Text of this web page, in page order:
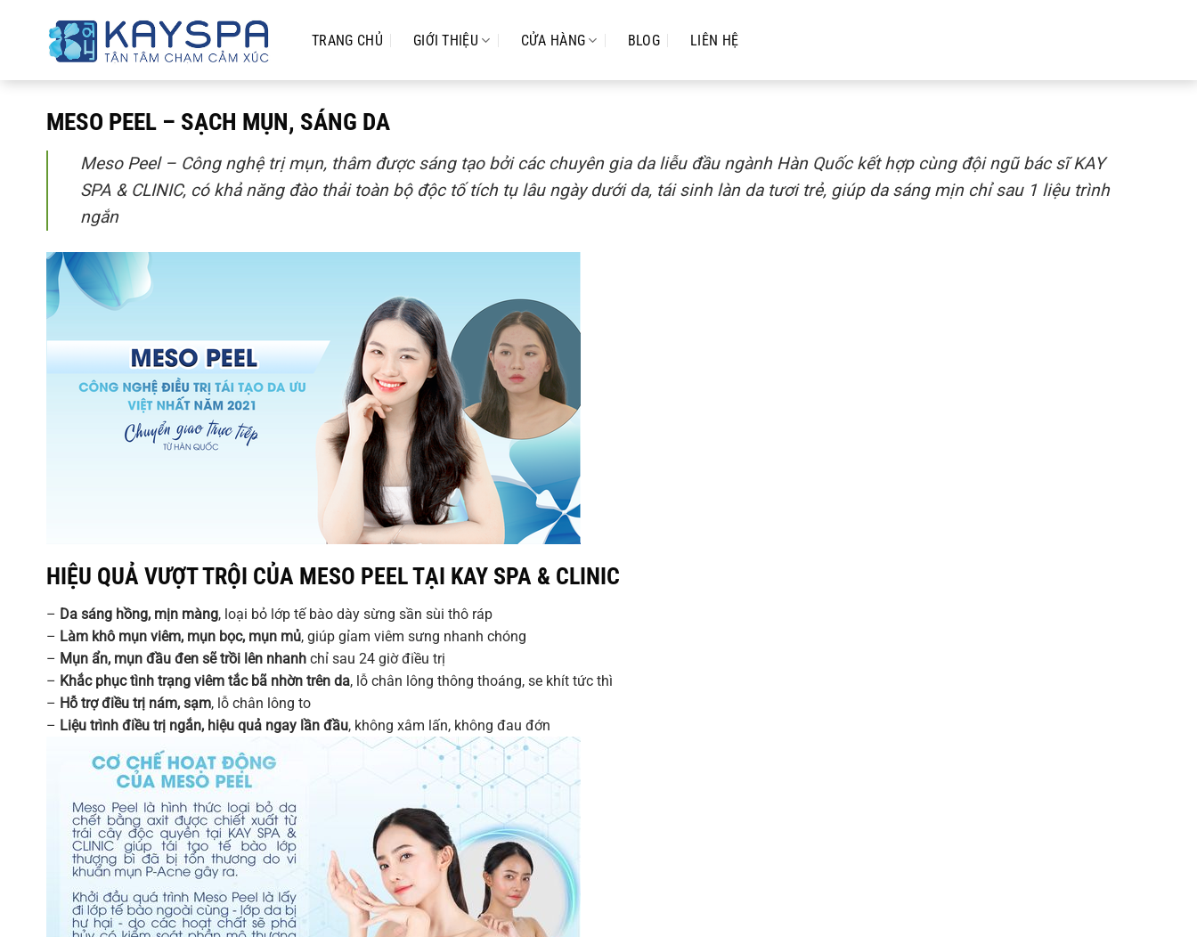
dung
TRANG CHỦ GIỚI THIỆU CỬA HÀNG BLOG LIÊN HỆ
MESO PEEL – SẠCH MỤN, SÁNG DA
Meso Peel – Công nghệ trị mụn, thâm được sáng tạo bởi các chuyên gia da liễu đầu ngành Hàn Quốc kết hợp cùng đội ngũ bác sĩ KAY
SPA & CLINIC, có khả năng đào thải toàn bộ độc tố tích tụ lâu ngày dưới da, tái sinh làn da tươi trẻ, giúp da sáng mịn chỉ sau 1 liệu trình
ngắn
HIỆU QUẢ VƯỢT TRỘI CỦA MESO PEEL TẠI KAY SPA & CLINIC
– Da sáng hồng, mịn màng, loại bỏ lớp tế bào dày sừng sần sùi thô ráp
– Làm khô mụn viêm, mụn bọc, mụn mủ, giúp gỉam viêm sưng nhanh chóng
– Mụn ẩn, mụn đầu đen sẽ trồi lên nhanh chỉ sau 24 giờ điều trị
– Khắc phục tình trạng viêm tắc bã nhờn trên da, lỗ chân lông thông thoáng, se khít tức thì
– Hỗ trợ điều trị nám, sạm, lỗ chân lông to
– Liệu trình điều trị ngắn, hiệu quả ngay lần đầu, không xâm lấn, không đau đớn